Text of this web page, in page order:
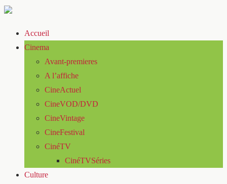
Accueil
Cinema
Avant-premieres
A l’affiche
CineActuel
CineVOD/DVD
CineVintage
CineFestival
CinéTV
CinéTVSéries
Culture